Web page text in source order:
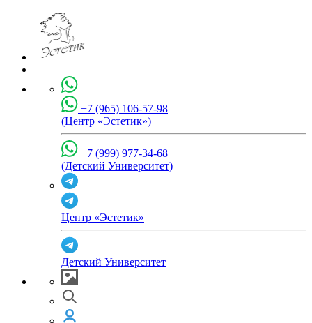
+7 (965) 106-57-98
(Центр «Эстетик»)
+7 (999) 977-34-68
(Детский Университет)
Центр «Эстетик»
Детский Университет